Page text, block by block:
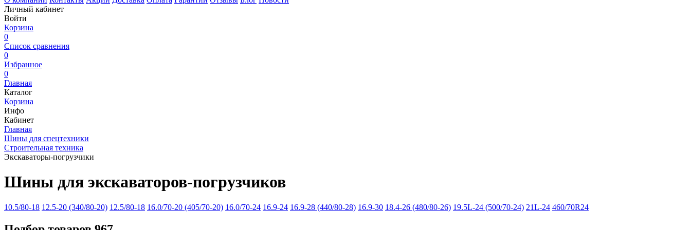
Личный кабинет
Войти
Корзина
0
Список сравнения
0
Избранное
0
Главная
Каталог
Корзина
Инфо
Кабинет
Главная
Шины для спецтехники
Строительная техника
Экскаваторы-погрузчики
Шины для экскаваторов-погрузчиков
10.5/80-18 12.5-20 (340/80-20) 12.5/80-18 16.0/70-20 (405/70-20) 16.0/70-24 16.9-24 16.9-28 (440/80-28) 16.9-30 18.4-26 (480/80-26) 19.5L-24 (500/70-24) 21L-24 460/70R24